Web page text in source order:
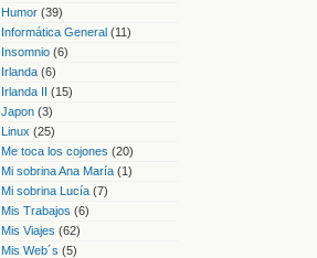
Humor (39)
Informática General (11)
Insomnio (6)
Irlanda (6)
Irlanda II (15)
Japon (3)
Linux (25)
Me toca los cojones (20)
Mi sobrina Ana María (1)
Mi sobrina Lucía (7)
Mis Trabajos (6)
Mis Viajes (62)
Mis Web´s (5)